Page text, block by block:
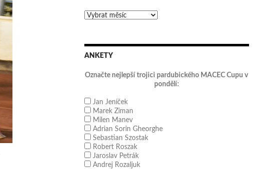
Archivy
ANKETY
Označte nejlepší trojici pardubického MACEC Cupu v
pondělí:
Jan Jeníček
Marek Ziman
Milen Manev
Adrian Sorin Gheorghe
Sebastian Szostak
Robert Roszak
Jaroslav Petrák
Andrej Rozaljuk